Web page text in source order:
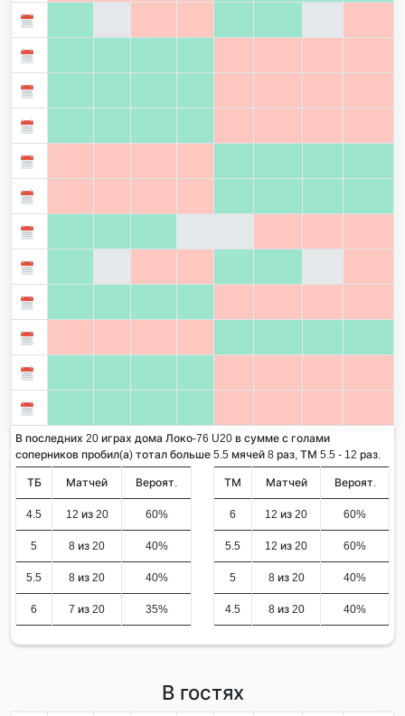
В последних 20 играх дома Локо-76 U20 в сумме с голами
соперников пробил(а) тотал больше 5.5 мячей 8 раз, ТМ 5.5 - 12 раз.
ТБ Матчей Вероят.
4.5 12 из 20 60%
5 8 из 20 40%
5.5 8 из 20 40%
6 7 из 20 35%
ТМ Матчей Вероят.
6 12 из 20 60%
5.5 12 из 20 60%
5 8 из 20 40%
4.5 8 из 20 40%
В гостях